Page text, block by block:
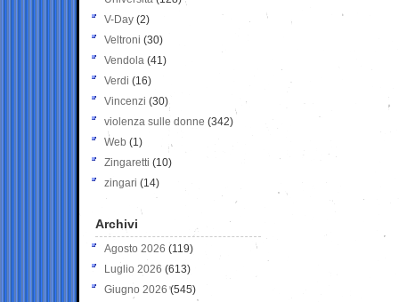
V-Day (2)
Veltroni (30)
Vendola (41)
Verdi (16)
Vincenzi (30)
violenza sulle donne (342)
Web (1)
Zingaretti (10)
zingari (14)
Archivi
Agosto 2026 (119)
Luglio 2026 (613)
Giugno 2026 (545)